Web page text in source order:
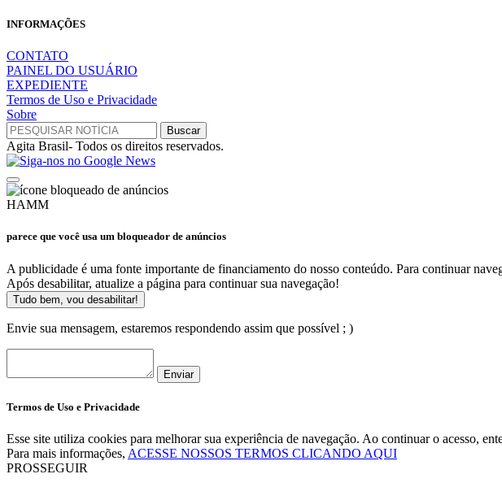
INFORMAÇÕES
CONTATO
PAINEL DO USUÁRIO
EXPEDIENTE
Termos de Uso e Privacidade
Sobre
Agita Brasil- Todos os direitos reservados.
HAMM
parece que você usa um bloqueador de anúncios
A publicidade é uma fonte importante de financiamento do nosso conteúdo. Para continuar
Após desabilitar, atualize a página para continuar sua navegação!
Tudo bem, vou desabilitar!
Envie sua mensagem, estaremos respondendo assim que possível ; )
Enviar
Termos de Uso e Privacidade
Esse site utiliza cookies para melhorar sua experiência de navegação. Ao continuar o acesso,
Para mais informações, ACESSE NOSSOS TERMOS CLICANDO AQUI
PROSSEGUIR